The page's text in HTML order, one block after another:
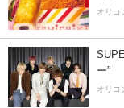
オリコ
ー”
オリコ